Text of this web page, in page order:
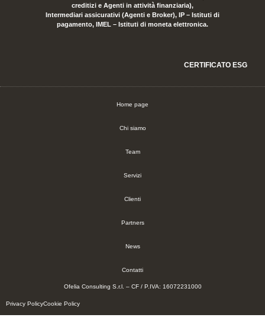
creditizi e Agenti in attività finanziaria),
Intermediari assicurativi (Agenti e Broker), IP – Istituti di
pagamento, IMEL – Istituti di moneta elettronica.
CERTIFICATO ESG
Home page
Chi siamo
Team
Servizi
Clienti
Partners
News
Contatti
Ofelia Consulting S.r.l. – CF / P.IVA: 16072231000
Privacy PolicyCookie Policy